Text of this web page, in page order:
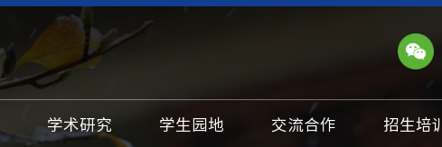
学术研究 学生园地 交流合作 招生培训